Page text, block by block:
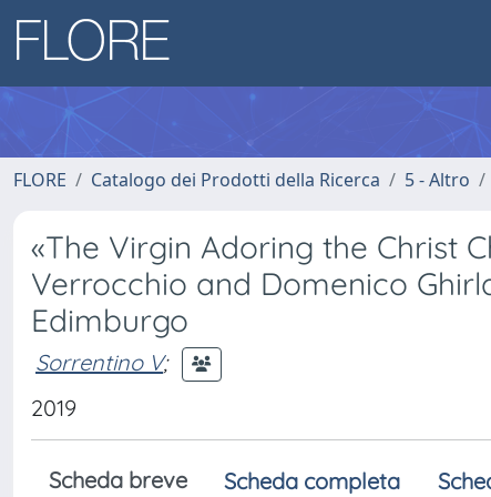
FLORE Catalogo dei Prodotti della Ricerca 5 - Altro
«The Virgin Adoring the Christ
Verrocchio and Domenico
Edimburgo
Sorrentino V;
2019
Scheda breve Scheda completa